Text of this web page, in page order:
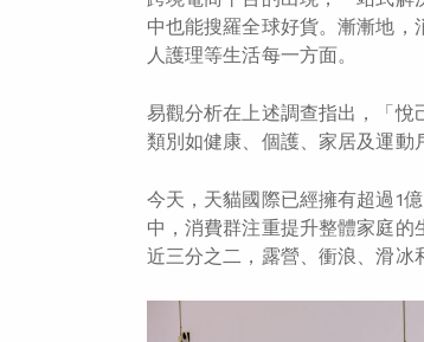
中也能搜羅全球好貨。漸漸地
人護理等生活每一方面。
易觀分析在上述調查指出，「
類別如健康、個護、家居及運動
今天，天貓國際已經擁有超過1
中，消費群注重提升整體家庭
近三分之二，露營、衝浪、滑冰